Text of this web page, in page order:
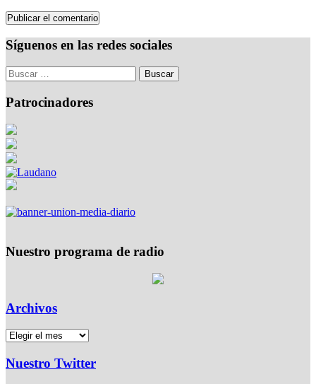
Síguenos en las redes sociales
Patrocinadores
Nuestro programa de radio
Archivos
Nuestro Twitter